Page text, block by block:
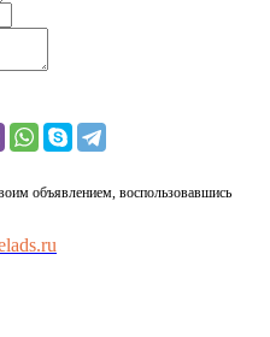
объявлением, воспользовавшись